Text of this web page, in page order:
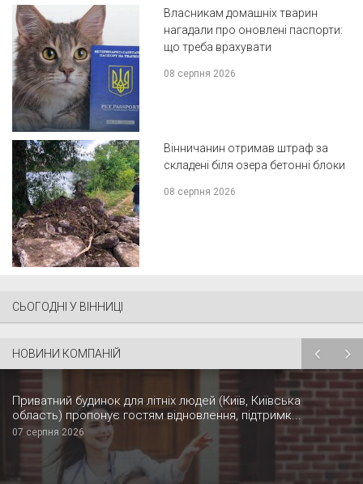
Власникам домашніх тварин
нагадали про оновлені паспорти:
що треба врахувати
08 серпня 2026
Вінничанин отримав штраф за
складені біля озера бетонні блоки
08 серпня 2026
СЬОГОДНІ У ВІННИЦІ
НОВИНИ КОМПАНІЙ
Приватний будинок для літніх людей (Київ, Київська
область) пропонує гостям відновлення, підтримк...
07 серпня 2026